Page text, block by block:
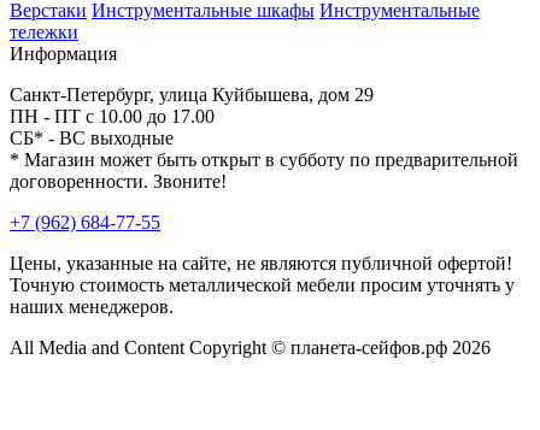
Верстаки Инструментальные шкафы Инструментальные
тележки
Информация
Санкт-Петербург, улица Куйбышева, дом 29
ПН - ПТ с 10.00 до 17.00
СБ* - ВС выходные
* Магазин может быть открыт в субботу по предварительной
договоренности. Звоните!
+7 (962) 684-77-55
Цены, указанные на сайте, не являются публичной офертой!
Точную стоимость металлической мебели просим уточнять у
наших менеджеров.
All Media and Content Copyright © планета-сейфов.рф 2026